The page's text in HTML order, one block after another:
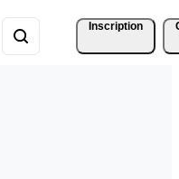
Inscription